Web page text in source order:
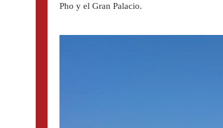
Pho y el Gran Palacio.